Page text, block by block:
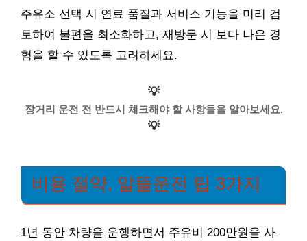
주유소 선택 시 연료 품질과 서비스 기능을 미리 검
토하여 불편을 최소화하고, 재방문 시 보다 나은 경
험을 할 수 있도록 고려하세요.
💡
장거리 운전 전 반드시 체크해야 할 사항들을 알아보세요.
💡
비용 절약, 알뜰운전 팁 3가지
1년 동안 차량을 운행하면서 주유비 200만원을 사